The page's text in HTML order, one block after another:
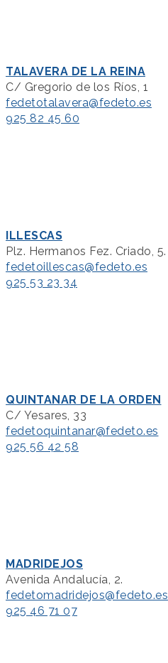
TALAVERA DE LA REINA
C/ Gregorio de los Ríos, 1
fedetotalavera@fedeto.es
925 82 45 60
ILLESCAS
Plz. Hermanos Fez. Criado, 5.
fedetoillescas@fedeto.es
925 53 23 34
QUINTANAR DE LA ORDEN
C/ Yesares, 33
fedetoquintanar@fedeto.es
925 56 42 58
MADRIDEJOS
Avenida Andalucía, 2.
fedetomadridejos@fedeto.es
925 46 71 07